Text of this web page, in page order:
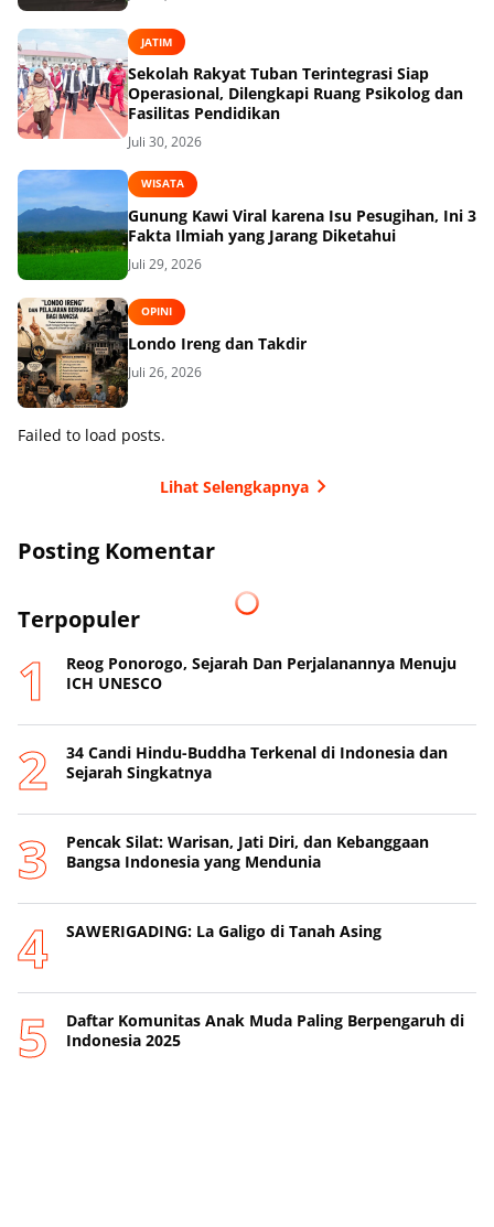
JATIM
Sekolah Rakyat Tuban Terintegrasi Siap
Operasional, Dilengkapi Ruang Psikolog dan
Fasilitas Pendidikan
Juli 30, 2026
WISATA
Gunung Kawi Viral karena Isu Pesugihan, Ini 3
Fakta Ilmiah yang Jarang Diketahui
Juli 29, 2026
OPINI
Londo Ireng dan Takdir
Juli 26, 2026
Failed to load posts.
Lihat Selengkapnya
Posting Komentar
Terpopuler
Reog Ponorogo, Sejarah Dan Perjalanannya Menuju
ICH UNESCO
34 Candi Hindu-Buddha Terkenal di Indonesia dan
Sejarah Singkatnya
Pencak Silat: Warisan, Jati Diri, dan Kebanggaan
Bangsa Indonesia yang Mendunia
SAWERIGADING: La Galigo di Tanah Asing
Daftar Komunitas Anak Muda Paling Berpengaruh di
Indonesia 2025